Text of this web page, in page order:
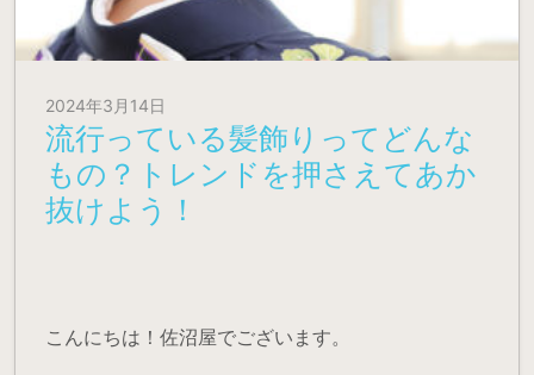
2024年3月14日
流行っている髪飾りってどんな
もの？トレンドを押さえてあか
抜けよう！
こんにちは！佐沼屋でございます。